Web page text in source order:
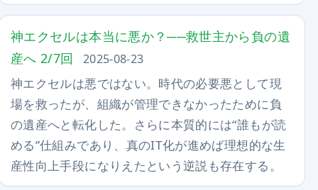
神エクセルは本当に悪か？──救世主から負の遺
産へ 2/7回
2025-08-23
神エクセルは悪ではない。時代の必要悪として現
場を救ったが、組織が管理できなかったために負
の遺産へと転化した。さらに本質的には“誰もが読
める”仕組みであり、真のIT化が進めば理想的な生
産性向上手段になりえたという逆説も存在する。